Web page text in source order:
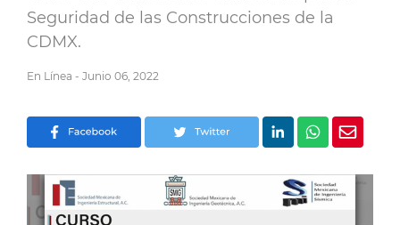
Seguridad de las Construcciones de la
CDMX.
En Línea - Junio 06, 2022